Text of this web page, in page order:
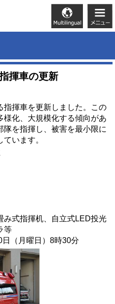
揮車の更新
指揮車を更新しました。この
化、大規模化する傾向があ
隊を指揮し、被害を最小限に
います。
み式指揮机、自立式LED投光
等
（月曜日）8時30分